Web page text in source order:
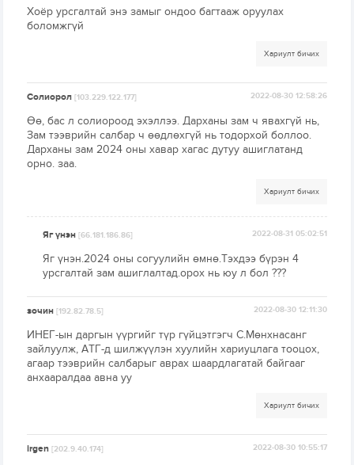
Хоёр урсгалтай энэ замыг ондоо багтааж оруулах
боломжгүй
Хариулт бичих
Солиорол[103.229.122.177] 2022-08-30 12:58:26
Өө, бас л солиороод эхэллээ. Дарханы зам ч явахгүй нь,
Зам тээврийн салбар ч өөдлөхгүй нь тодорхой боллоо.
Дарханы зам 2024 оны хавар хагас дутуу ашиглатанд
орно. заа.
Хариулт бичих
Яг үнэн[66.181.186.86] 2022-08-31 05:02:51
Яг үнэн.2024 оны согуулийн өмнө.Тэхдээ бүрэн 4
урсгалтай зам ашиглалтад.орох нь юу л бол ???
зочин[192.82.78.5] 2022-08-30 12:11:30
ИНЕГ-ын даргын үүргийг түр гүйцэтгэгч С.Мөнхнасанг
зайлуулж, АТГ-д шилжүүлэн хуулийн хариуцлага тооцох,
агаар тээврийн салбарыг аврах шаардлагатай байгааг
анхааралдаа авна уу
Хариулт бичих
irgen[202.9.40.174] 2022-08-30 10:55:17